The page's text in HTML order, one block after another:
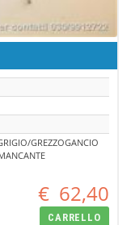
GREZZOGANCIO
€ 62,40
CARRELLO